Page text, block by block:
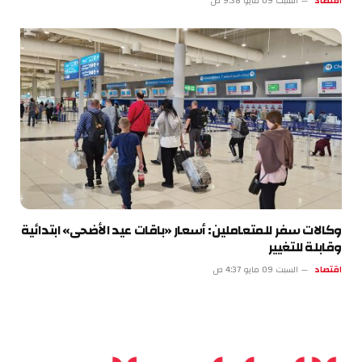
وكالات سفر للمتعاملين: أسعار «باقات عيد الأضحى» ابتدائية
وقابلة للتغيير
اقتصاد السبت 09 مايو 4:37 ص